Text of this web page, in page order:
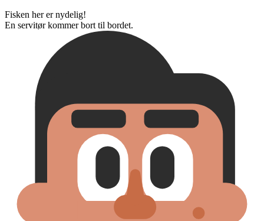
Fisken her er nydelig!
En servitør kommer bort til bordet.